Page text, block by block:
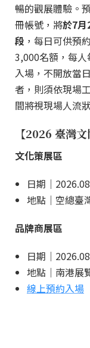
暢的觀展體驗。
冊帳號，將於7月
段 ，每日可供預
3,000名額，每
入場，不開放當
者，則須依現場
間將視現場人流
【2026 臺灣文
文化策展區
日期｜
地點｜空總臺
品牌商展區
日期｜
地點｜南港展
線上預約入場